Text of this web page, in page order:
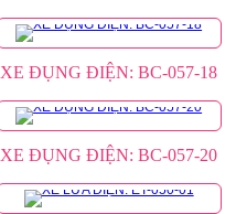
XE ĐỤNG ĐIỆN: BC-057-18
XE ĐỤNG ĐIỆN: BC-057-20